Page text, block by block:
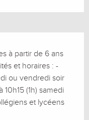
à partir de 6 ans
et horaires : -
ou vendredi soir
10h15 (1h) samedi
et lycéens